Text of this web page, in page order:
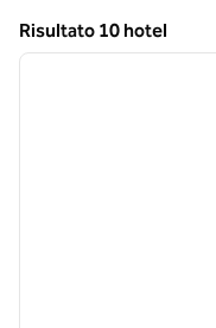
Risultato 10 hotel
Risultato 10 hotel
1 di 12